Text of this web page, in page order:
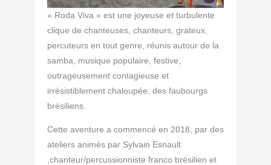
« Roda Viva » est une joyeuse et turbulente
clique de chanteuses, chanteurs, grateux,
percuteurs en tout genre, réunis autour de la
samba, musique populaire, festive,
outrageusement contagieuse et
irrésistiblement chaloupée, des faubourgs
brésiliens.
Cette aventure a commencé en 2018, par des
ateliers animés par Sylvain Esnault
,chanteur/percussionniste franco brésilien et